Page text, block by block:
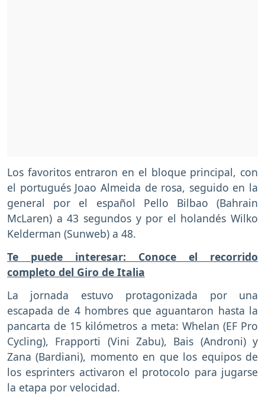
Los favoritos entraron en el bloque principal, con
el portugués Joao Almeida de rosa, seguido en la
general por el español Pello Bilbao (Bahrain
McLaren) a 43 segundos y por el holandés Wilko
Kelderman (Sunweb) a 48.
Te puede interesar: Conoce el recorrido
completo del Giro de Italia
La jornada estuvo protagonizada por una
escapada de 4 hombres que aguantaron hasta la
pancarta de 15 kilómetros a meta: Whelan (EF Pro
Cycling), Frapporti (Vini Zabu), Bais (Androni) y
Zana (Bardiani), momento en que los equipos de
los esprinters activaron el protocolo para jugarse
la etapa por velocidad.